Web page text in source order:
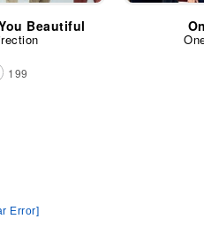
Beautiful
199
Error]